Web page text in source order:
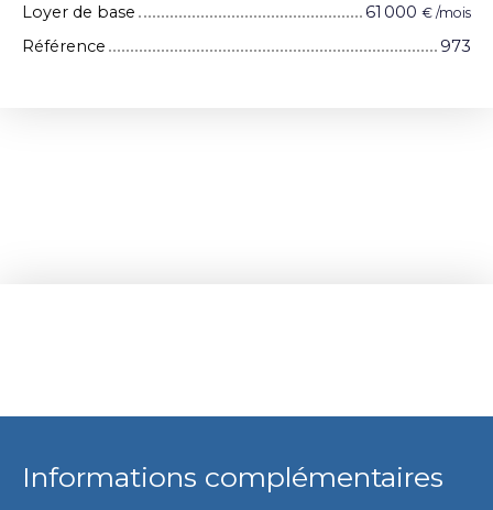
Loyer de base
61 000 € /mois
Référence 973
Informations complémentaires